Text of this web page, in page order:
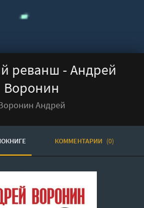
реванш - Андрей
Воронин
Андрей
КОММЕНТАРИИ (0)